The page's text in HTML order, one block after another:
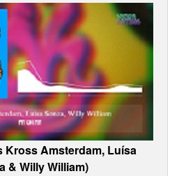
Kross Amsterdam, Luísa
& Willy William)